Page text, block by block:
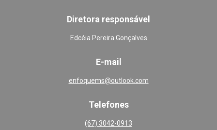
Diretora responsável
Edcéia Pereira Gonçalves
E-mail
enfoquems@outlook.com
Telefones
(67) 3042-0913